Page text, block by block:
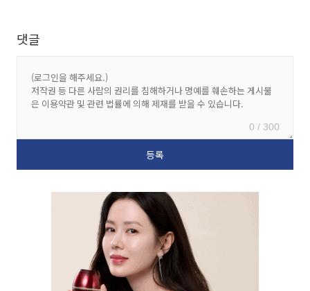
댓글
0 / 300